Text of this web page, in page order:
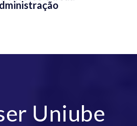
Uniube